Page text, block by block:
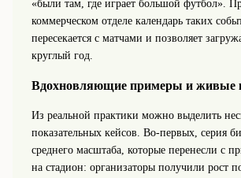
«были там, где играет большой футбол».
коммерческом отделе календарь таких
пересекается с матчами и позволяет
круглый год.
Вдохновляющие примеры и живые
Из реальной практики можно выделить
показательных кейсов. Во-первых, серия
среднего масштаба, которые перенесли с
на стадион: организаторы получили рост